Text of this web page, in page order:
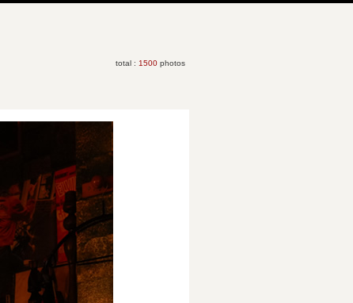
total : 1500 photos